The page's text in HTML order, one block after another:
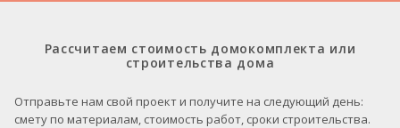
Рассчитаем стоимость домокомплекта или
строительства дома
Отправьте нам свой проект и получите на следующий день:
смету по материалам, стоимость работ, сроки строительства.